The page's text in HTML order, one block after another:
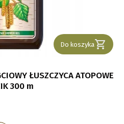
Do koszyka
ŁUSZCZYCA ATOPOWE
300 m